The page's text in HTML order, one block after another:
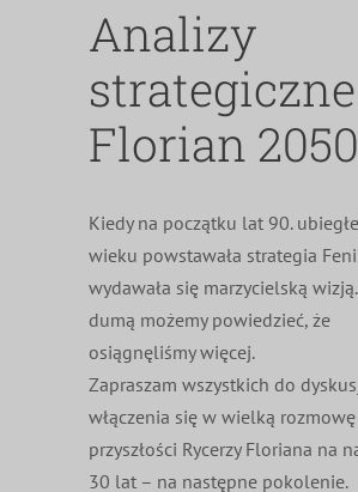
Analizy
strategiczne
Florian 2050
Kiedy na początku lat 90.
wieku powstawała strategia
wydawała się marzycielską
dumą możemy powiedzieć, że
osiągnęliśmy więcej.
Zapraszam wszystkich do
włączenia się w wielką
przyszłości Rycerzy Floriana na
30 lat – na następne pokolenie.